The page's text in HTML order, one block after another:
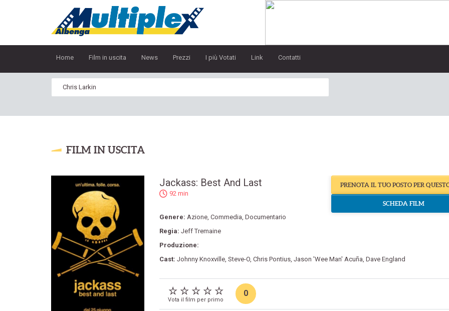
Home Film in uscita News Prezzi I più Votati Link Contatti
FILM IN USCITA
Jackass: Best And Last
92 min
Genere: Azione, Commedia, Documentario
Regia: Jeff Tremaine
Produzione:
Cast: Johnny Knoxville, Steve-O, Chris Pontius, Jason 'Wee Man' Acuña, Dave England
PRENOTA IL TUO POSTO PER
SCHEDA FILM
Vota il film per primo
0